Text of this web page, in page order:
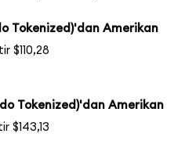
Tokenized)'dan Amerikan
$110,28
Tokenized)'dan Amerikan
$143,13